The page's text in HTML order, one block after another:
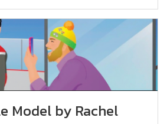
Model by Rachel